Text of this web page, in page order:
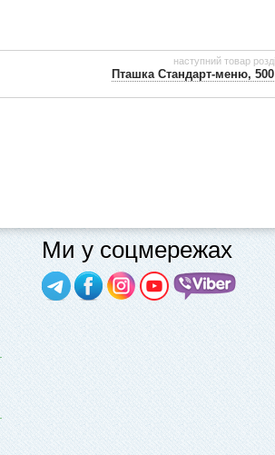
наступний товар
Пташка Стандарт-меню,
Ми у соцмережах